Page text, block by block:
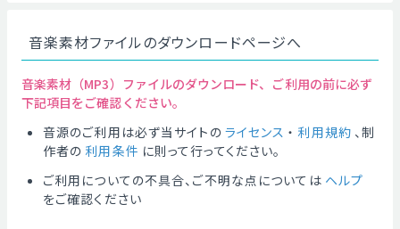
音楽素材ファイルのダウンロードページへ
音楽素材（MP3）ファイルのダウンロード、ご利用の前に必ず
下記項目をご確認ください。
音源のご利用は必ず当サイトの ライセンス ・ 利用規約 、制
作者の 利用条件 に則って行ってください。
ご利用についての不具合、ご不明な点については ヘルプ
をご確認ください